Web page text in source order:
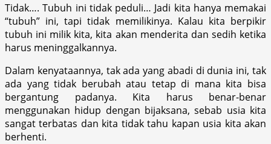
Tidak….‎ Tubuh ini tidak peduli…‎ Jadi kita hanya memakai
“tubuh” ini, tapi tidak memilikinya. Kalau kita berpikir
tubuh ini milik kita, kita akan menderita dan sedih ketika
harus meninggalkannya.‎
Dalam kenyataannya,‎ tak ada yang abadi di dunia ini,‎ tak
ada yang tidak berubah atau tetap di mana kita bisa
bergantung padanya. Kita harus benar-benar
menggunakan hidup dengan bijaksana,‎ sebab usia kita
sangat terbatas dan kita tidak tahu kapan usia kita akan
berhenti.‎